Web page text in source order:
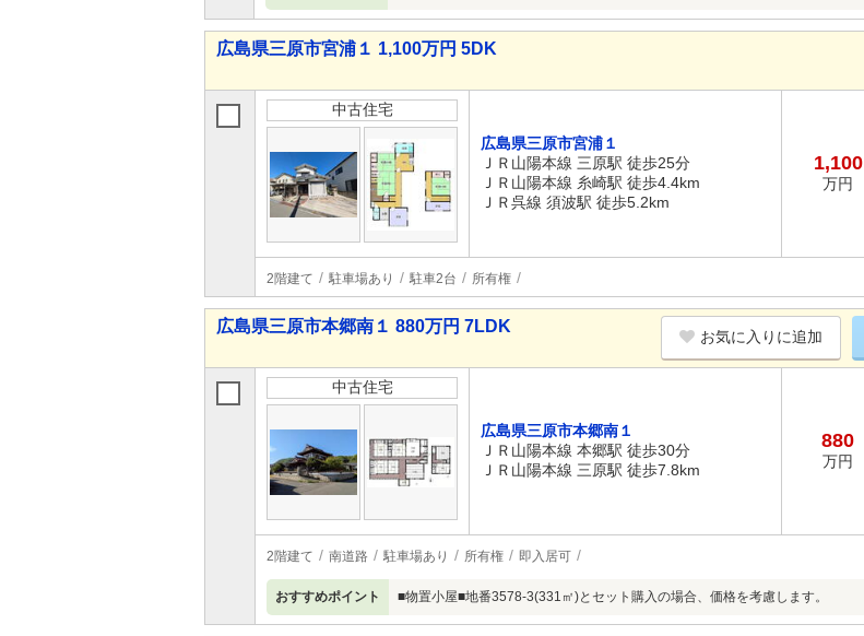
広島県三原市宮浦１ 1,100万円 5DK
中古住宅
広島県三原市宮浦１
ＪＲ山陽本線 三原駅 徒歩25分
ＪＲ山陽本線 糸崎駅 徒歩4.4km
ＪＲ呉線 須波駅 徒歩5.2km
1,100
万円
2階建て 駐車場あり 駐車2台 所有権
広島県三原市本郷南１ 880万円 7LDK
お気に入りに追加
中古住宅
広島県三原市本郷南１
ＪＲ山陽本線 本郷駅 徒歩30分
ＪＲ山陽本線 三原駅 徒歩7.8km
880
万円
2階建て 南道路 駐車場あり 所有権 即入居可
おすすめポイント ■物置小屋■地番3578-3(331㎡)とセット購入の場合、価格を考慮します。